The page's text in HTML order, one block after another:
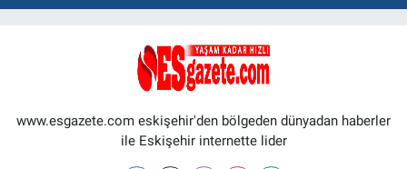
www.esgazete.com eskişehir'den bölgeden dünyadan haberler
ile Eskişehir internette lider